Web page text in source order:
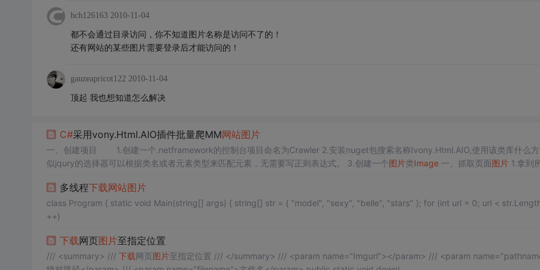
hch126163 2010-11-04
都不会通过目录访问，你不知道图片名称是访问不了的！
还有网站的某些图片需要登录后才能访问的！
gauzeapricot122 2010-11-04
顶起 我也想知道怎么解决
C#采用vony.Html.AIO插件批量爬MM网站图片
一、创建项目 1.创建一个.netframework的控制台项目命名为Crawler 2.安装nuget包搜索名称Ivony.Html.AIO,使用该类库什么方便类
似jqury的选择器可以根据类名或者元素类型来匹配元素，无需要写正则表达式。 3.创建一个图片类Image 一、抓取页面图片1.拿到
多线程下载网站图片
class Program { static void Main(string[] args) { string[] str = { "model", "sexy", "belle", "stars" }; for (int url = 0; url < str.Length; url
++)
下载网页图片至指定位置
/// <summary> /// 下载网页图片至指定位置 /// </summary> /// <param name="Imgurl"></param> /// <param name="pathname">